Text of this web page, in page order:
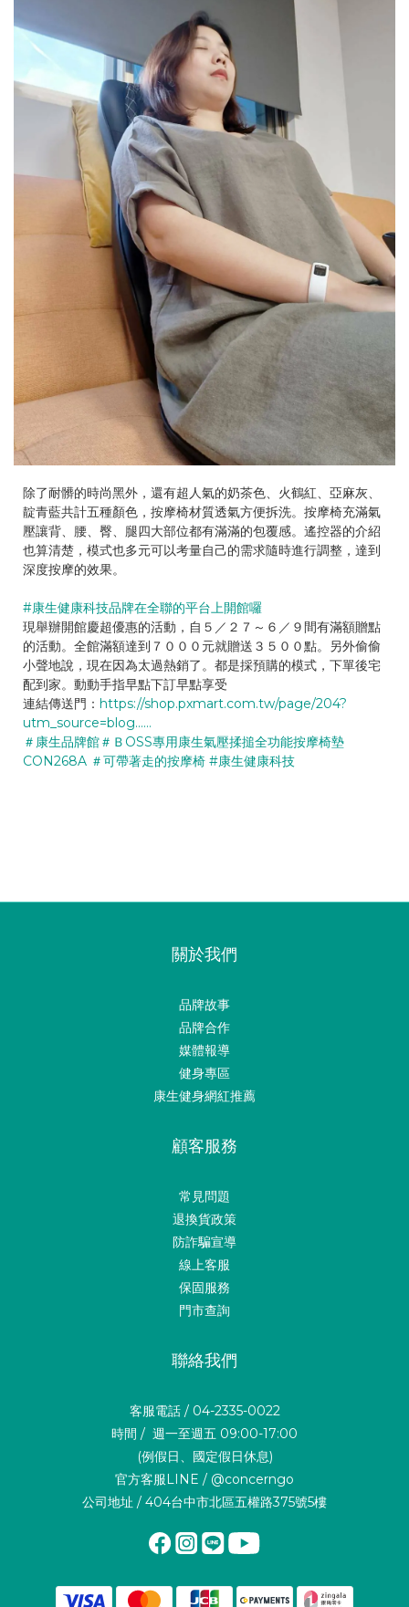
除了耐髒的時尚黑外，還有超人氣的奶茶色、火鶴紅、亞麻灰、
靛青藍共計五種顏色，按摩椅材質透氣方便拆洗。按摩椅充滿氣
壓讓背、腰、臀、腿四大部位都有滿滿的包覆感。遙控器的介紹
也算清楚，模式也多元可以考量自己的需求隨時進行調整，達到
深度按摩的效果。
#康生健康科技品牌在全聯的平台上開館囉
現舉辦開館慶超優惠的活動，自５／２７～６／９間有滿額贈點
的活動。全館滿額達到７０００元就贈送３５００點。另外偷偷
小聲地說，現在因為太過熱銷了。都是採預購的模式，下單後宅
配到家。動動手指早點下訂早點享受
連結傳送門： https://shop.pxmart.com.tw/page/204?
utm_source=blog……
＃康生品牌館＃ＢOSS專用康生氣壓揉搥全功能按摩椅墊
CON268A ＃可帶著走的按摩椅 #康生健康科技
關於我們
品牌故事
品牌合作
媒體報導
健身專區
康生健身網紅推薦
顧客服務
常見問題
退換貨政策
防詐騙宣導
線上客服
保固服務
門市查詢
聯絡我們
客服電話 / 04-2335-0022
時間 / 週一至週五 09:00-17:00
(例假日、國定假日休息)
官方客服LINE / @concerngo
公司地址 / 404台中市北區五權路375號5樓